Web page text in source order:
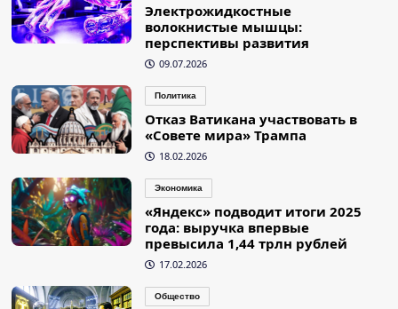
Электрожидкостные
волокнистые мышцы:
перспективы развития
09.07.2026
Политика
Отказ Ватикана участвовать в
«Совете мира» Трампа
18.02.2026
Экономика
«Яндекс» подводит итоги 2025
года: выручка впервые
превысила 1,44 трлн рублей
17.02.2026
Общество